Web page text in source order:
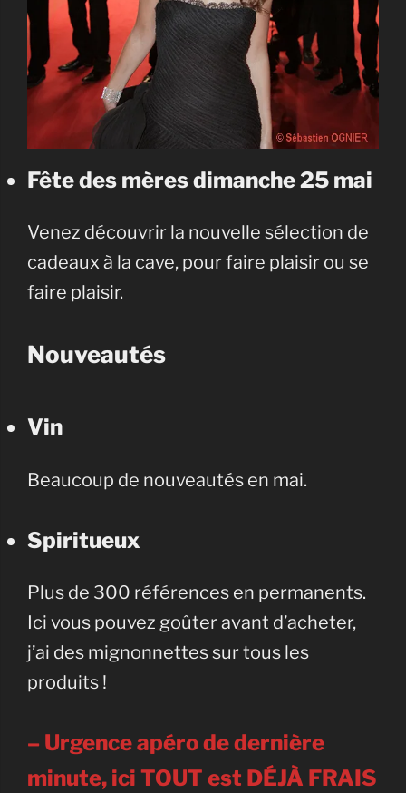
Fête des mères dimanche 25 mai
Venez découvrir la nouvelle sélection de
cadeaux à la cave, pour faire plaisir ou se
faire plaisir.
Nouveautés
Vin
Beaucoup de nouveautés en mai.
Spiritueux
Plus de 300 références en permanents.
Ici vous pouvez goûter avant d’acheter,
j’ai des mignonnettes sur tous les
produits !
– Urgence apéro de dernière
minute, ici TOUT est DÉJÀ FRAIS